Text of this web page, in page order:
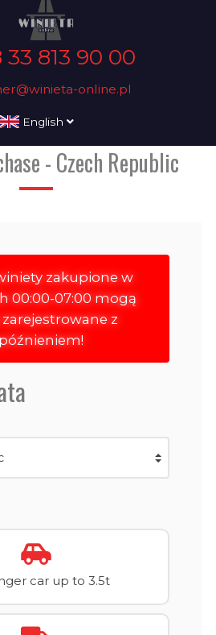
33 813 90 00
online.pl
English
- Czech Republic
zakupione w
00:00-07:00 mogą
z
car up to 3.5t